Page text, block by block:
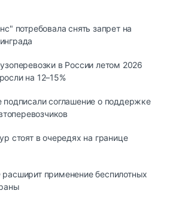
потребовала снять запрет на
в России летом 2026
на 12–15%
подписали соглашение о поддержке
стоят в очередях на границе
применение беспилотных